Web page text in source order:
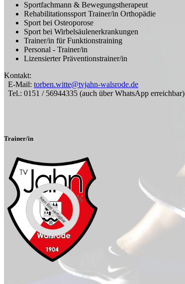
Sportfachmann & Bewegungstherapeut
Rehabilitationssport Trainer/in Orthopädie
Sport bei Osteoporose
Sport bei Wirbelsäulenerkrankungen
Trainer/in für Funktionstraining
Personal - Trainer/in
Lizensierter Präventionstrainer/in
Kontakt:
E-Mail: torben.witte@tvjahn-walsrode.de
Tel.: 0151 / 56944335 (auch über WhatsApp erreichbar)
Trainer/in